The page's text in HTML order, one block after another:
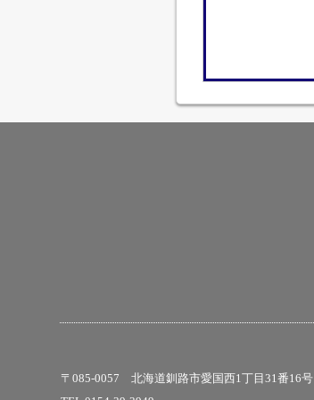
〒085-0057 北海道釧路市愛国西1丁目31番16号